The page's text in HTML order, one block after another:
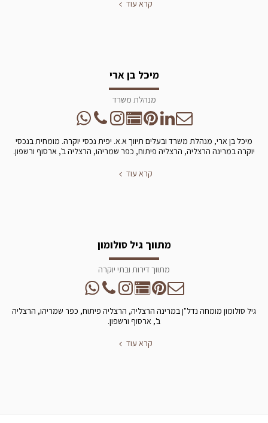
קרא עוד
מיכל בן ארי
מנהלת משרד
מיכל בן ארי, מנהלת משרד ובעלים תיווך א.א. יפית נכסי יוקרה. מומחית בנכסי
יוקרה במרינה הרצליה, הרצליה פיתוח, כפר שמריהו, הרצליה ב', ארסוף ורשפון.
קרא עוד
מתווך גיל סולומון
מתווך דירות ובתי יוקרה
גיל סולומון מומחה נדל"ן במרינה הרצליה, הרצליה פיתוח, כפר שמריהו, הרצליה
ב', ארסוף ורשפון.
קרא עוד